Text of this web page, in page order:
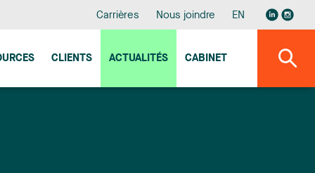
Carrières Nous joindre EN
CLIENTS ACTUALITÉS CABINET